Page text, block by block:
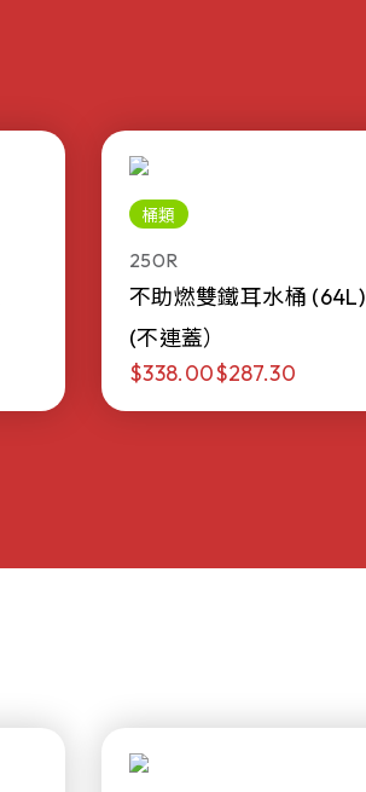
桶類
250R
不助燃雙鐵耳水桶 (64L)
(不連蓋）
$338.00$287.30